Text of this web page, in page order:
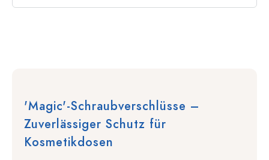
'Magic'-Schraubverschlüsse –
Zuverlässiger Schutz für
Kosmetikdosen